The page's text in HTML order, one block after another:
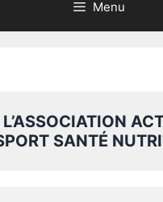
Menu
L’ASSOCIATION
SANTÉ